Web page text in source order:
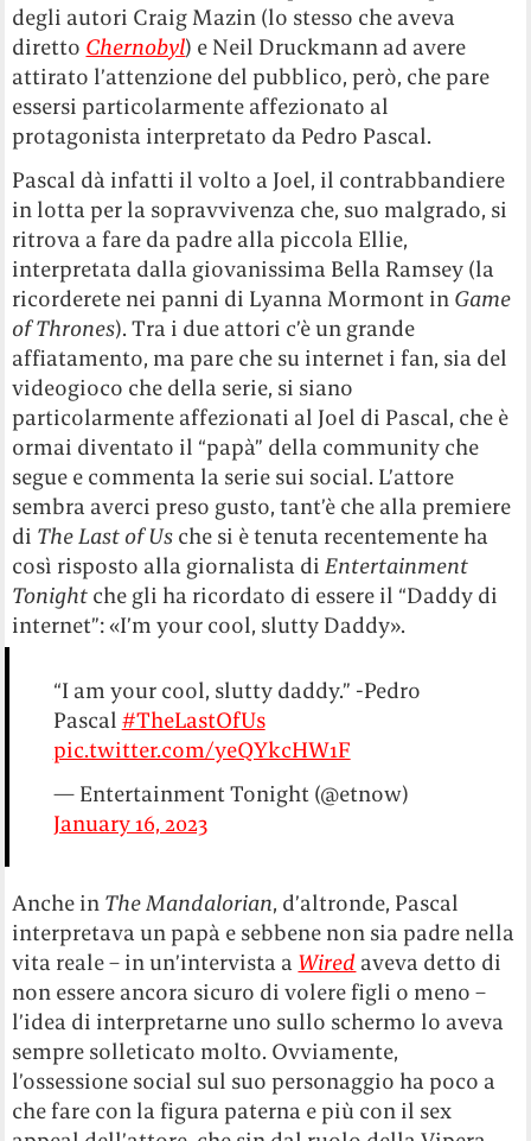
degli autori Craig Mazin (lo stesso che aveva
diretto Chernobyl) e Neil Druckmann ad avere
attirato l’attenzione del pubblico, però, che pare
essersi particolarmente affezionato al
protagonista interpretato da Pedro Pascal.
Pascal dà infatti il volto a Joel, il contrabbandiere
in lotta per la sopravvivenza che, suo malgrado, si
ritrova a fare da padre alla piccola Ellie,
interpretata dalla giovanissima Bella Ramsey (la
ricorderete nei panni di Lyanna Mormont in Game
of Thrones). Tra i due attori c’è un grande
affiatamento, ma pare che su internet i fan, sia del
videogioco che della serie, si siano
particolarmente affezionati al Joel di Pascal, che è
ormai diventato il “papà” della community che
segue e commenta la serie sui social. L’attore
sembra averci preso gusto, tant’è che alla premiere
di The Last of Us che si è tenuta recentemente ha
così risposto alla giornalista diEntertainment
Tonight che gli ha ricordato di essere il “Daddy di
internet”: «I’m your cool, slutty Daddy».
“I am your cool, slutty daddy.” -Pedro
Pascal #TheLastOfUs
pic.twitter.com/yeQYkcHW1F
— Entertainment Tonight (@etnow)
January 16, 2023
Anche in The Mandalorian, d’altronde, Pascal
interpretava un papà e sebbene non sia padre nella
vita reale – in un’intervista a Wired aveva detto di
non essere ancora sicuro di volere figli o meno –
l’idea di interpretarne uno sullo schermo lo aveva
sempre solleticato molto. Ovviamente,
l’ossessione social sul suo personaggio ha poco a
che fare con la figura paterna e più con il sex